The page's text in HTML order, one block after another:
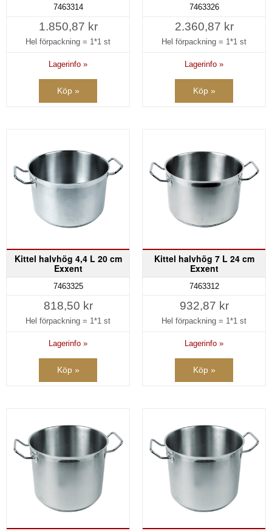
7463314
1.850,87 kr
Hel förpackning = 1*1 st
Lagerinfo »
Köp »
7463326
2.360,87 kr
Hel förpackning = 1*1 st
Lagerinfo »
Köp »
Kittel halvhög 4,4 L 20 cm
Exxent
7463325
818,50 kr
Hel förpackning = 1*1 st
Lagerinfo »
Köp »
Kittel halvhög 7 L 24 cm
Exxent
7463312
932,87 kr
Hel förpackning = 1*1 st
Lagerinfo »
Köp »